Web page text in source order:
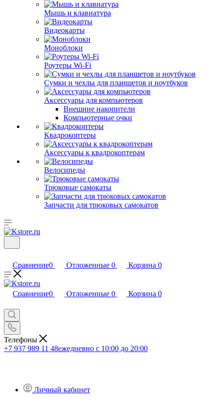
Мышь и клавиатура
Видеокарты
Моноблоки
Роутеры Wi-Fi
Сумки и чехлы для планшетов и ноутбуков
Аксессуары для компьютеров
Внешние накопители
Компьютерные очки
Квадрокоптеры
Аксессуары к квадрокоптерам
Велосипеды
Трюковые самокаты
Запчасти для трюковых самокатов
Сравнение0 Отложенные 0 Корзина 0
Сравнение0 Отложенные 0 Корзина 0
Телефоны
+7 937 989 11 48ежедневно с 10:00 до 20:00
Личный кабинет